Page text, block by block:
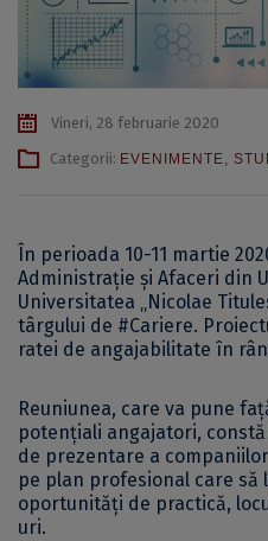
Vineri, 28 februarie 2020
Categorii: EVENIMENTE,
În perioada 10-11 martie
Administrație și Afaceri din
Universitatea „Nicolae
târgului de #Cariere.
ratei de angajabilitate în
Reuniunea, care va pune
potențiali angajatori,
de prezentare a
pe plan profesional care
oportunități de practică,
uri.